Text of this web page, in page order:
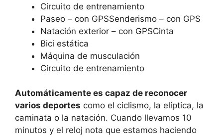
Circuito de entrenamiento
Paseo – con GPSSenderismo – con GPS
Natación exterior – con GPSCinta
Bici estática
Máquina de musculación
Circuito de entrenamiento
Automáticamente es capaz de reconocer
varios deportes como el ciclismo, la elíptica, la
caminata o la natación. Cuando llevamos 10
minutos y el reloj nota que estamos haciendo